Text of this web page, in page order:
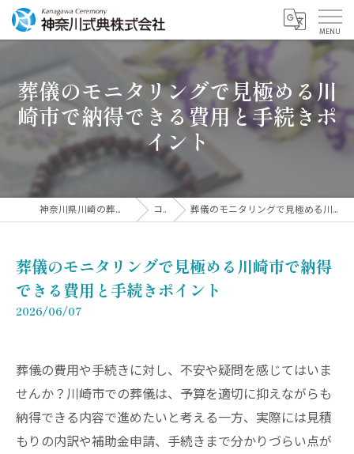
葬儀のモニタリングで見極める川
崎市で納得できる費用と手続きポ
イント
神奈川県川崎の葬儀なら神奈川式典株式会社 コラム 葬儀のモニタリングで見極める川崎市で納得できる費用と手続きポイント
葬儀のモニタリングで見極める川崎市で納得
できる費用と手続きポイント
2026/06/07
葬儀の費用や手続きに対し、不安や疑問を感じてはいま
せんか？川崎市での葬儀は、予算を適切に抑えながらも
納得できる内容で進めたいと考える一方、実際には見積
もりの内訳や補助金申請、手続きまで分かりづらい点が